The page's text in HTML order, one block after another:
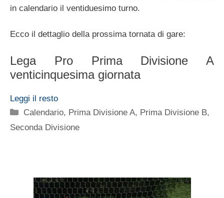
in calendario il ventiduesimo turno.
Ecco il dettaglio della prossima tornata di gare:
Lega Pro Prima Divisione A
venticinquesima giornata
Leggi il resto
Categorie
Calendario, Prima Divisione A, Prima Divisione B,
Seconda Divisione